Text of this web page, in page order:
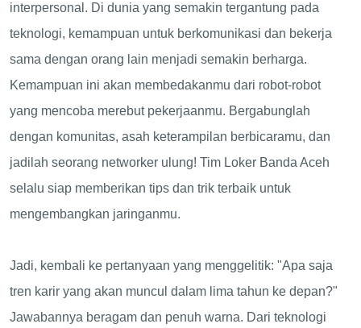
interpersonal. Di dunia yang semakin tergantung pada
teknologi, kemampuan untuk berkomunikasi dan bekerja
sama dengan orang lain menjadi semakin berharga.
Kemampuan ini akan membedakanmu dari robot-robot
yang mencoba merebut pekerjaanmu. Bergabunglah
dengan komunitas, asah keterampilan berbicaramu, dan
jadilah seorang networker ulung! Tim Loker Banda Aceh
selalu siap memberikan tips dan trik terbaik untuk
mengembangkan jaringanmu.
Jadi, kembali ke pertanyaan yang menggelitik: "Apa saja
tren karir yang akan muncul dalam lima tahun ke depan?"
Jawabannya beragam dan penuh warna. Dari teknologi